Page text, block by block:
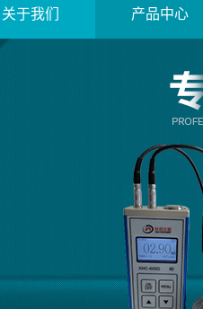
关于我们 产品中心